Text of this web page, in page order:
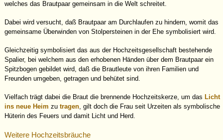
welches das Brautpaar gemeinsam in die Welt schreitet.
Dabei wird versucht, daß Brautpaar am Durchlaufen zu hindern, womit das
gemeinsame Überwinden von Stolpersteinen in der Ehe symbolisiert wird.
Gleichzeitig symbolisiert das aus der Hochzeitsgesellschaft bestehende
Spalier, bei welchem aus den erhobenen Händen über dem Brautpaar ein
Spitzbogen gebildet wird, daß die Brautleute von ihren Familien und
Freunden umgeben, getragen und behütet sind.
Vielfach trägt dabei die Braut die brennende Hochzeitskerze, um das Licht
ins neue Heim zu tragen, gilt doch die Frau seit Urzeiten als symbolische
Hüterin des Feuers und damit Licht und Herd.
Weitere Hochzeitsbräuche